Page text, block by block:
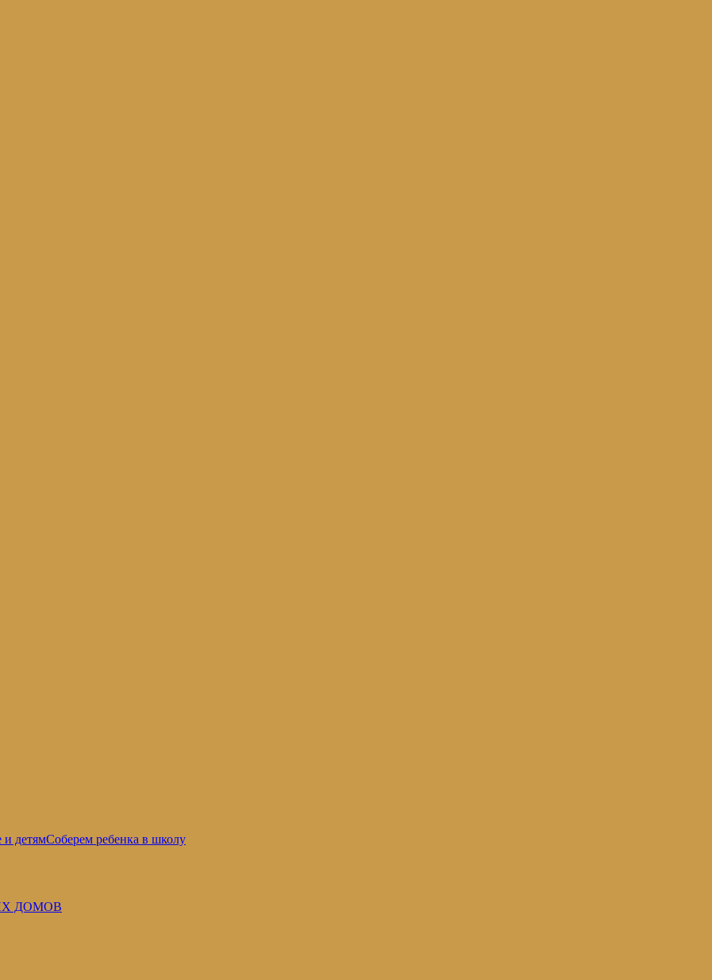
детямСоберем ребенка в школу
ДОМОВ